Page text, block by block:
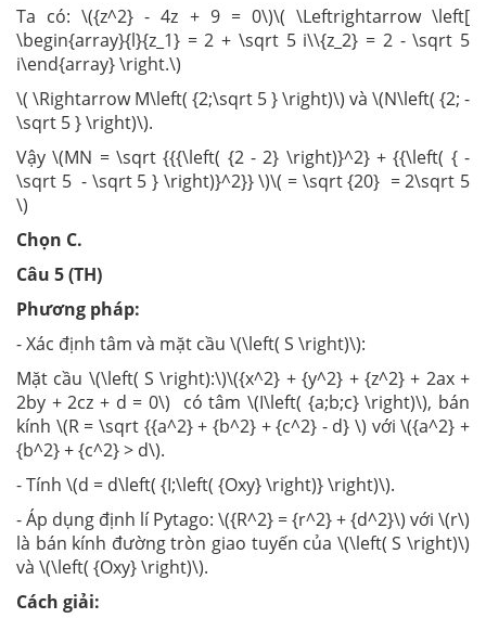
Ta có: \({z^2} - 4z + 9 = 0\)\( \Leftrightarrow \left[
\begin{array}{l}{z_1} = 2 + \sqrt 5 i\\{z_2} = 2 - \sqrt 5
i\end{array} \right.\)
\( \Rightarrow M\left( {2;\sqrt 5 } \right)\) và \(N\left( {2; -
\sqrt 5 } \right)\).
Vậy \(MN = \sqrt {{{\left( {2 - 2} \right)}^2} + {{\left( { -
\sqrt 5 - \sqrt 5 } \right)}^2}} \)\( = \sqrt {20} = 2\sqrt 5
\)
Chọn C.
Câu 5 (TH)
Phương pháp:
- Xác định tâm và mặt cầu \(\left( S \right)\):
Mặt cầu \(\left( S \right):\)\({x^2} + {y^2} + {z^2} + 2ax +
2by + 2cz + d = 0\) có tâm \(I\left( {a;b;c} \right)\), bán
kính \(R = \sqrt {{a^2} + {b^2} + {c^2} - d} \) với \({a^2} +
{b^2} + {c^2} > d\).
- Tính \(d = d\left( {I;\left( {Oxy} \right)} \right)\).
- Áp dụng định lí Pytago: \({R^2} = {r^2} + {d^2}\) với \(r\)
là bán kính đường tròn giao tuyến của \(\left( S \right)\)
và \(\left( {Oxy} \right)\).
Cách giải: